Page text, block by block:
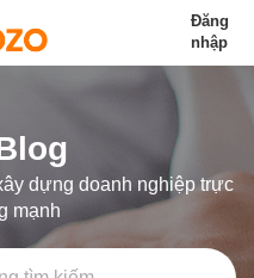
Đăng
nhập
dựng doanh nghiệp trực
mạnh